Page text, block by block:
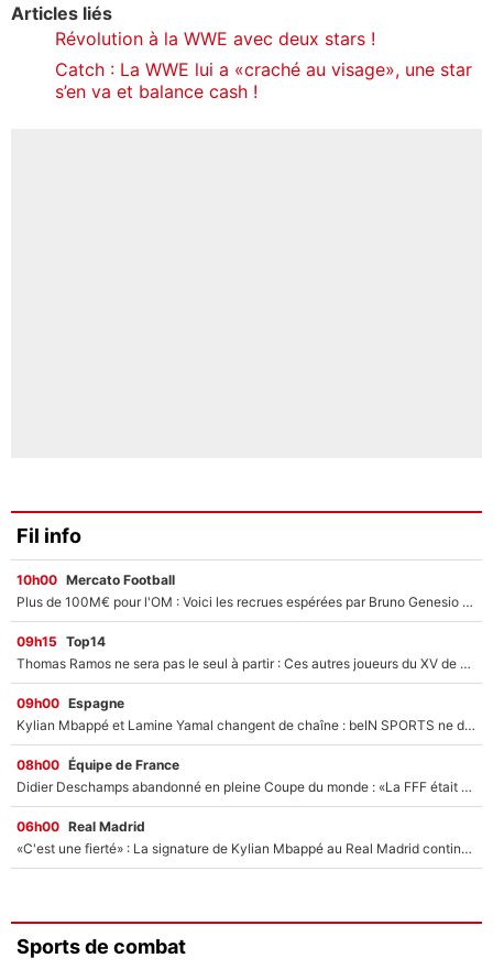
Articles liés
Révolution à la WWE avec deux stars !
Catch : La WWE lui a «craché au visage», une star
s’en va et balance cash !
Fil info
10h00 Mercato Football
Plus de 100M€ pour l'OM : Voici les recrues espérées par Bruno Genesio et Grégory Lorenzi après l’opération dégraissage
09h15 Top14
Thomas Ramos ne sera pas le seul à partir : Ces autres joueurs du XV de France pourraient aussi quitter le Stade Toulousain, un club de Top 14 est déjà sur les rangs
09h00 Espagne
Kylian Mbappé et Lamine Yamal changent de chaîne : beIN SPORTS ne digère pas cette décision historique et prédit un fiasco pour la Liga
08h00 Équipe de France
Didier Deschamps abandonné en pleine Coupe du monde : «La FFF était déjà passée à Zinedine Zidane»
06h00 Real Madrid
«C'est une fierté» : La signature de Kylian Mbappé au Real Madrid continue de régaler l'Espagne
Sports de combat